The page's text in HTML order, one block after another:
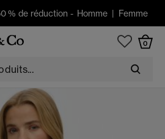
% de réduction - Homme| Femme
0